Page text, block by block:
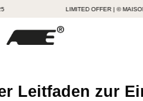
LIMITED OFFER | © MAISON DÉ
Leitfaden zur